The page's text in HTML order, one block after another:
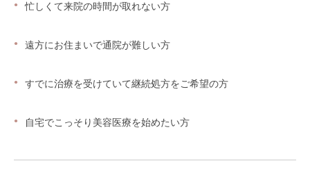
忙しくて来院の時間が取れない方
遠方にお住まいで通院が難しい方
すでに治療を受けていて継続処方をご希望の方
自宅でこっそり美容医療を始めたい方